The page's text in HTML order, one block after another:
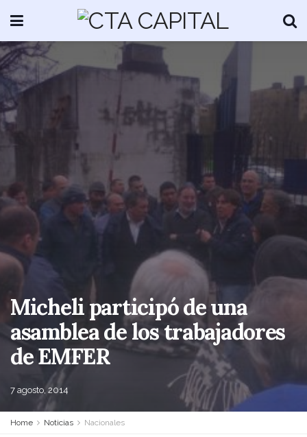
Micheli participó de una
asamblea de los trabajadores
de EMFER
7 agosto, 2014
Home Noticias Nacionales